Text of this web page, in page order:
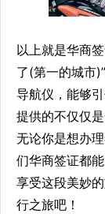
以上就是华商
了(第一的城市
导航仪，能够
提供的不仅仅
无论你是想办
们华商签证都
享受这段美妙
行之旅吧！